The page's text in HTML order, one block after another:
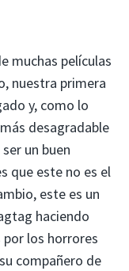
muchas películas
nuestra primera
y, como lo
desagradable
un buen
que este no es el
este es un
haciendo
por los horrores
compañero de